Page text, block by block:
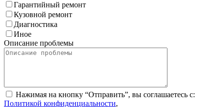
Гарантийный ремонт
Кузовной ремонт
Диагностика
Иное
Описание проблемы
Нажимая на кнопку “Отправить”, вы соглашаетесь с:
Политикой конфиденциальности,